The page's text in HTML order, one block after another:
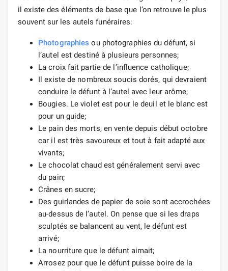
il existe des éléments de base que l’on retrouve le plus
souvent sur les autels funéraires:
Photographies ou photographies du défunt, si
l’autel est destiné à plusieurs personnes;
La croix fait partie de l’influence catholique;
Il existe de nombreux soucis dorés, qui devraient
conduire le défunt à l’autel avec leur arôme;
Bougies. Le violet est pour le deuil et le blanc est
pour un guide;
Le pain des morts, en vente depuis début octobre
car il est très savoureux et tout à fait adapté aux
vivants;
Le chocolat chaud est généralement servi avec
du pain;
Crânes en sucre;
Des guirlandes de papier de soie sont accrochées
au-dessus de l’autel. On pense que si les draps
sculptés se balancent au vent, le défunt est
arrivé;
La nourriture que le défunt aimait;
Arrosez pour que le défunt puisse boire de la